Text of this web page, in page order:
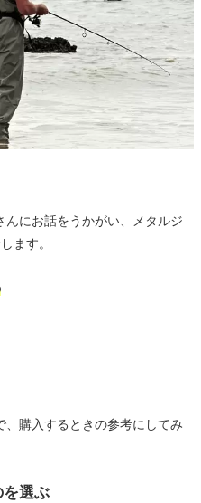
にお話をうかがい、メタルジ
ます。
購入するときの参考にしてみ
選ぶ